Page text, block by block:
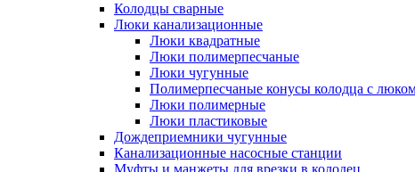
Колодцы сварные
Люки канализационные
Люки квадратные
Люки полимерпесчаные
Люки чугунные
Полимерпесчаные конусы колодца с
Люки полимерные
Люки пластиковые
Дождеприемники чугунные
Канализационные насосные станции